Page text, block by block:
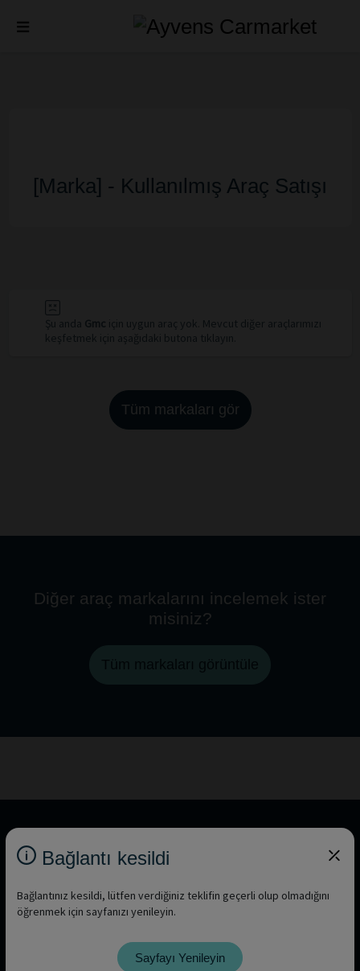
[Marka] - Kullanılmış Araç Satışı
Şu anda Gmc için uygun araç yok. Mevcut diğer araçlarımızı
keşfetmek için aşağıdaki butona tıklayın.
Tüm markaları gör
Diğer araç markalarını incelemek ister
misiniz?
Bağlantı kesildi
Bağlantınız kesildi, lütfen verdiğiniz teklifin geçerli olup olmadığını
öğrenmek için sayfanızı yenileyin.
Sayfayı Yenileyin